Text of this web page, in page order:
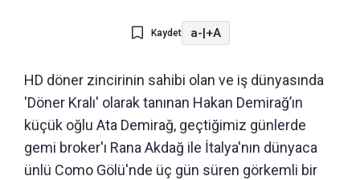
Kaydet a-|+A
HD döner zincirinin sahibi olan ve iş dünyasında
'Döner Kralı' olarak tanınan Hakan Demirağ’ın
küçük oğlu Ata Demirağ, geçtiğimiz günlerde
gemi broker'ı Rana Akdağ ile İtalya'nın dünyaca
ünlü Como Gölü'nde üç gün süren görkemli bir